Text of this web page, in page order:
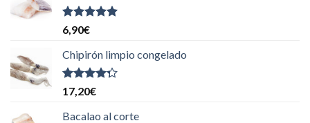
Valorado
con
5
6,90€
Chipirón limpio congelado
Valorado
con
de 5
17,20€
Bacalao al corte